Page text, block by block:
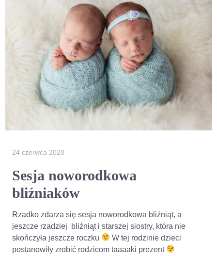
24 czerwca 2020
Sesja noworodkowa
bliźniaków
Rzadko zdarza się sesja noworodkowa bliźniąt, a
jeszcze rzadziej bliźniąt i starszej siostry, która nie
skończyła jeszcze roczku
W tej rodzinie dzieci
postanowiły zrobić rodzicom taaaaki prezent